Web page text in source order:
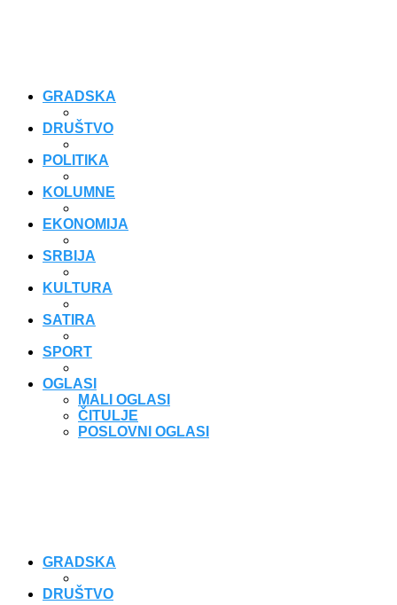
GRADSKA
DRUŠTVO
POLITIKA
KOLUMNE
EKONOMIJA
SRBIJA
KULTURA
SATIRA
SPORT
OGLASI
MALI OGLASI
ČITULJE
POSLOVNI OGLASI
GRADSKA
DRUŠTVO